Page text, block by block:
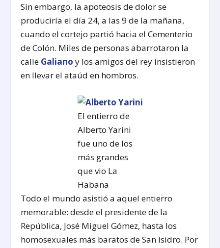
Sin embargo, la apoteosis de dolor se
produciría el día 24, a las 9 de la mañana,
cuando el cortejo partió hacia el Cementerio
de Colón. Miles de personas abarrotaron la
calle Galiano y los amigos del rey insistieron
en llevar el ataúd en hombros.
El entierro de
Alberto Yarini
fue uno de los
más grandes
que vio La
Habana
Todo el mundo asistió a aquel entierro
memorable: desde el presidente de la
República, José Miguel Gómez, hasta los
homosexuales más baratos de San Isidro. Por